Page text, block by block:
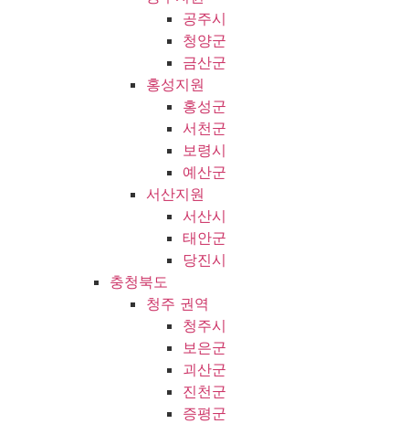
공주시
청양군
금산군
홍성지원
홍성군
서천군
보령시
예산군
서산지원
서산시
태안군
당진시
충청북도
청주 권역
청주시
보은군
괴산군
진천군
증평군